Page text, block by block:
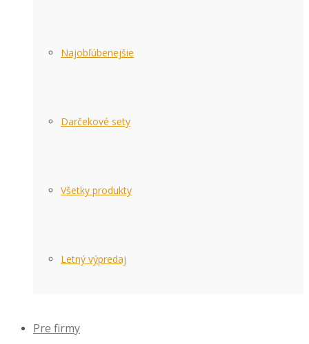
Najobľúbenejšie
Darčekové sety
Všetky produkty
Letný výpredaj
Pre firmy